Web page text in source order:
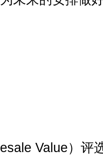
esale Value）评